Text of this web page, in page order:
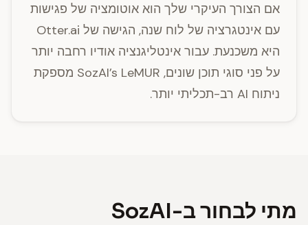
אם הצורך העיקרי שלך הוא אוטומציה של פגישות
עם אינטגרציה של לוח שנה, הגישה של Otter.ai
היא משכנעת. עבור אינטליגנציה אודיו רחבה יותר
על פני סוגי תוכן שונים, SozAI’s LeMUR מספקת
ניתוח AI רב-תכליתי יותר.
מתי לבחור ב-SozAI